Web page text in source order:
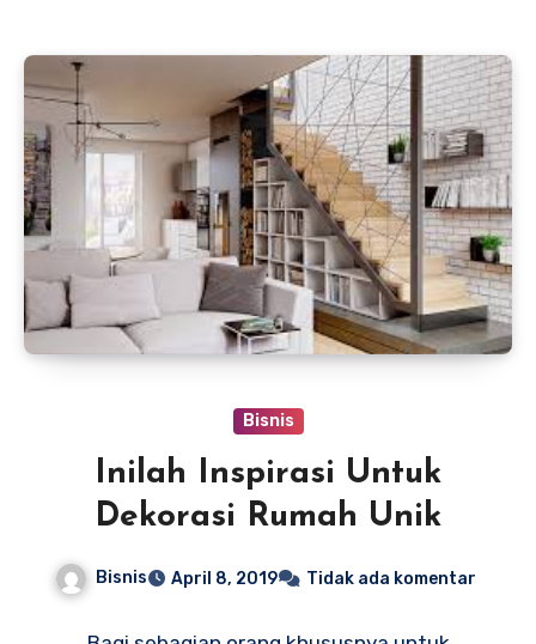
Bisnis
Inilah Inspirasi Untuk
Dekorasi Rumah Unik
Bisnis April 8, 2019 Tidak ada komentar